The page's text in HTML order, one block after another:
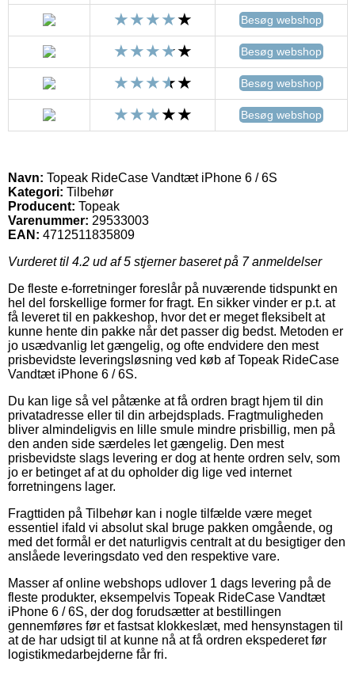
Besøg webshop
Besøg webshop
Besøg webshop
Besøg webshop
Navn: Topeak RideCase Vandtæt iPhone 6 / 6S
Kategori: Tilbehør
Producent: Topeak
Varenummer: 29533003
EAN: 4712511835809
Vurderet til 4.2 ud af 5 stjerner baseret på 7anmeldelser
De fleste e-forretninger foreslår på nuværende tidspunkt en
hel del forskellige former for fragt. En sikker vinder er p.t. at
få leveret til en pakkeshop, hvor det er meget fleksibelt at
kunne hente din pakke når det passer dig bedst. Metoden er
jo usædvanlig let gængelig, og ofte endvidere den mest
prisbevidste leveringsløsning ved køb af Topeak RideCase
Vandtæt iPhone 6 / 6S.
Du kan lige så vel påtænke at få ordren bragt hjem til din
privatadresse eller til din arbejdsplads. Fragtmuligheden
bliver almindeligvis en lille smule mindre prisbillig, men på
den anden side særdeles let gængelig. Den mest
prisbevidste slags levering er dog at hente ordren selv, som
jo er betinget af at du opholder dig lige ved internet
forretningens lager.
Fragttiden på Tilbehør kan i nogle tilfælde være meget
essentiel ifald vi absolut skal bruge pakken omgående, og
med det formål er det naturligvis centralt at du besigtiger den
anslåede leveringsdato ved den respektive vare.
Masser af online webshops udlover 1 dags levering på de
fleste produkter, eksempelvis Topeak RideCase Vandtæt
iPhone 6 / 6S, der dog forudsætter at bestillingen
gennemføres før et fastsat klokkeslæt, med hensynstagen til
at de har udsigt til at kunne nå at få ordren ekspederet før
logistikmedarbejderne får fri.